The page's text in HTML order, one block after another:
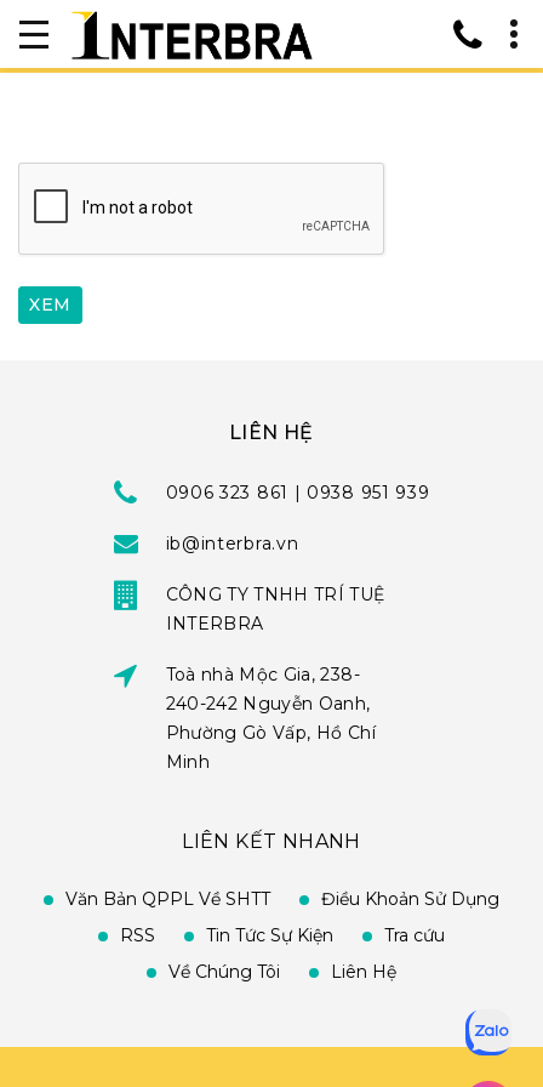
LIÊN HỆ
0906 323 861 | 0938 951 939
ib@interbra.vn
CÔNG TY TNHH TRÍ TUỆ
INTERBRA
Toà nhà Mộc Gia, 238-
240-242 Nguyễn Oanh,
Phường Gò Vấp, Hồ Chí
Minh
LIÊN KẾT NHANH
Văn Bản QPPL Về SHTT
Điều Khoản Sử Dụng
RSS
Tin Tức Sự Kiện
Tra cứu
Về Chúng Tôi
Liên Hệ